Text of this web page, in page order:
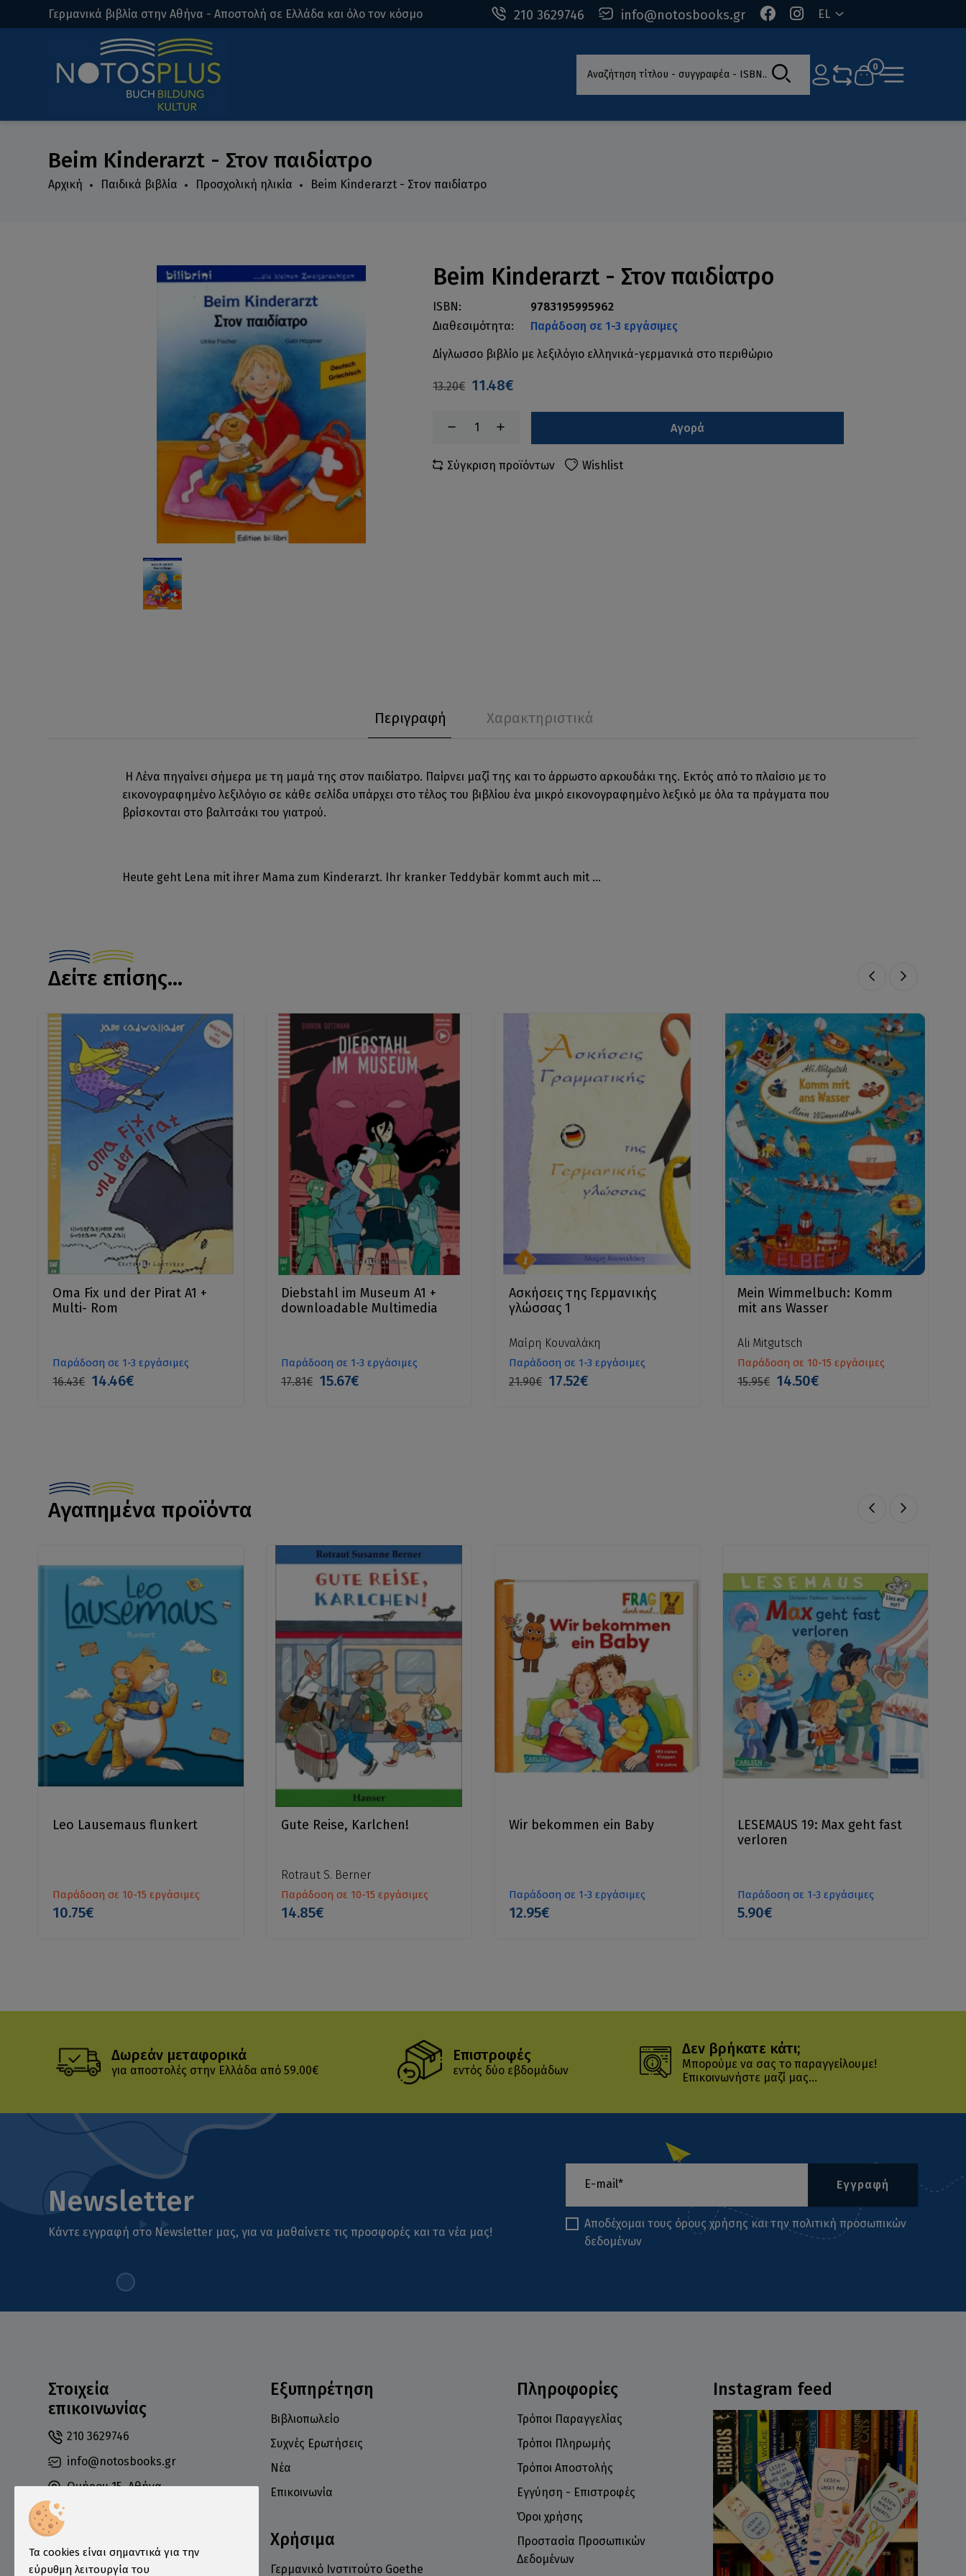
210 3629746 info@notosbooks.gr EL
Γερμανικά βιβλία στην Αθήνα - Αποστολή σε Ελλάδα και όλο τον κόσμο
Αναζήτηση τίτλου - συγγραφέα - ISBN 0
Beim Kinderarzt - Στον παιδίατρο
Αρχική Παιδικά βιβλία Προσχολική ηλικία Beim Kinderarzt - Στον παιδίατρο
Beim Kinderarzt - Στον παιδίατρο
ISBN:
9783195995962
Διαθεσιμότητα:
Παράδοση σε 1-3 εργάσιμες
Δίγλωσσο βιβλίο με λεξιλόγιο ελληνικά-γερμανικά στο περιθώριο
13.20€ 11.48€
Αγορά
Σύγκριση προϊόντων Wishlist
Περιγραφή Χαρακτηριστικά
Η Λένα πηγαίνει σήμερα με τη μαμά της στον παιδίατρο. Παίρνει μαζί της και το άρρωστο αρκουδάκι της. Εκτός από το πλαίσιο με το
εικονογραφημένο λεξιλόγιο σε κάθε σελίδα υπάρχει στο τέλος του βιβλίου ένα μικρό εικονογραφημένο λεξικό με όλα τα πράγματα που
βρίσκονται στο βαλιτσάκι του γιατρού.
Heute geht Lena mit ihrer Mama zum Kinderarzt. Ihr kranker Teddybär kommt auch mit ...
Δείτε επίσης...
Oma Fix und der Pirat A1 +
Multi- Rom
Παράδοση σε 1-3 εργάσιμες
16.43€ 14.46€
Diebstahl im Museum A1 +
downloadable Multimedia
Παράδοση σε 1-3 εργάσιμες
17.81€ 15.67€
Ασκήσεις της Γερμανικής
γλώσσας 1
Μαίρη Κουναλάκη
Παράδοση σε 1-3 εργάσιμες
21.90€ 17.52€
Mein Wimmelbuch: Komm
mit ans Wasser
Ali Mitgutsch
Παράδοση σε 10-15 εργάσιμες
15.95€ 14.50€
Αγαπημένα προϊόντα
Leo Lausemaus flunkert
Παράδοση σε 10-15 εργάσιμες
10.75€
Gute Reise, Karlchen!
Rotraut S. Berner
Παράδοση σε 10-15 εργάσιμες
14.85€
Wir bekommen ein Baby
Παράδοση σε 1-3 εργάσιμες
12.95€
LESEMAUS 19: Max geht fast
verloren
Παράδοση σε 1-3 εργάσιμες
5.90€
Δωρεάν μεταφορικά
για αποστολές στην Ελλάδα από 59.00€
Επιστροφές
εντός δύο εβδομάδων
Δεν βρήκατε κάτι;
Μπορούμε να σας το παραγγείλουμε!
Επικοινωνήστε μαζί μας...
Newsletter
Κάντε εγγραφή στο Newsletter μας, για να μαθαίνετε τις προσφορές και τα νέα μας!
Εγγραφή
Αποδέχομαι τους όρους χρήσης και την πολιτική προσωπικών
δεδομένων
Στοιχεία
επικοινωνίας
210 3629746
info@notosbooks.gr
Ομήρου 15, Αθήνα
Δευτέρα: 10:00-18:00
Instagram feed
Εξυπηρέτηση
Βιβλιοπωλείο
Συχνές Ερωτήσεις
Νέα
Επικοινωνία
Χρήσιμα
Γερμανικό Ινστιτούτο Goethe
Πληροφορίες
Τρόποι Παραγγελίας
Τρόποι Πληρωμής
Τρόποι Αποστολής
Εγγύηση - Επιστροφές
Όροι χρήσης
Προστασία Προσωπικών
Δεδομένων
Τα cookies είναι σημαντικά για την
εύρυθμη λειτουργία του